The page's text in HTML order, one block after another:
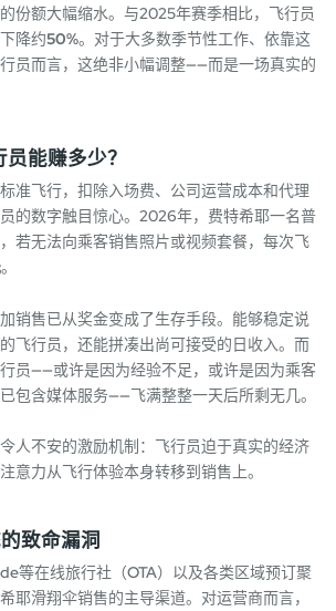
份额大幅缩水。与2025年赛季相比，飞行员
降约50%。对于大多数季节性工作、依靠这
员而言，这绝非小幅调整——而是一场真实的
能赚多少？
准飞行，扣除入场费、公司运营成本和代理
的数字触目惊心。2026年，费特希耶一名普
若无法向乘客销售照片或视频套餐，每次飞
。
销售已从奖金变成了生存手段。能够稳定说
飞行员，还能拼凑出尚可接受的日收入。而
员——或许是因为经验不足，或许是因为乘客
包含媒体服务——飞满整整一天后所剩无几。
人不安的激励机制：飞行员迫于真实的经济
意力从飞行体验本身转移到销售上。
致命漏洞
等在线旅行社（OTA）以及各类区域预订聚
耶滑翔伞销售的主导渠道。对运营商而言，